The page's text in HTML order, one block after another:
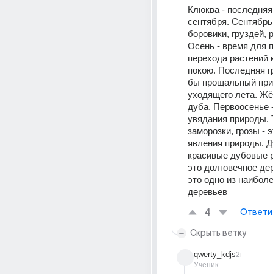
Клюква - последняя
сентября.
боровики, груздей,
Осень - время для
перехода растений
покою. Последняя
бы прощальный
уходящего лета.
дуба. Первоосенье
увядания природы.
заморозки, грозы -
явления природы.
красивые дубовые
это долговечное
это одно из
деревьев
4
Скрыть ветку
qwerty_kdjs
Ученик
2г